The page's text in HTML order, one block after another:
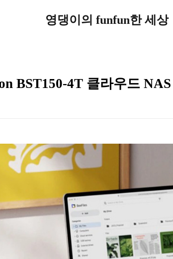
영댕이의 funfun한 세상
BST150-4T 클라우드